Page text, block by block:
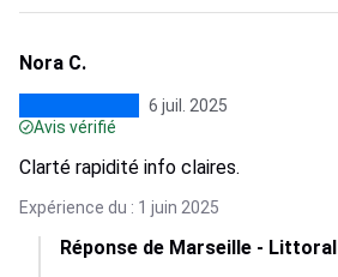
Nora C.
6 juil. 2025
Avis vérifié
Clarté rapidité info claires.
Expérience du : 1 juin 2025
Réponse de Marseille - Littoral